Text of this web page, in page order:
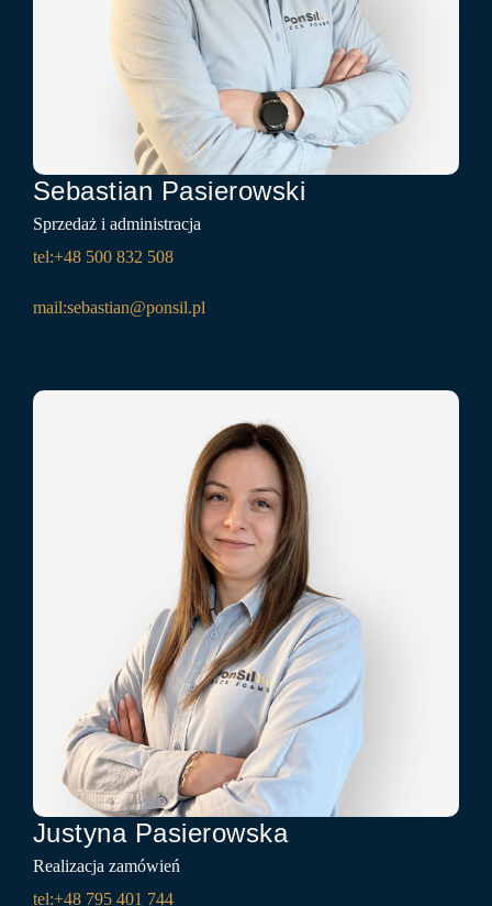
Sebastian Pasierowski
Sprzedaż i administracja
tel:+48 500 832 508
mail:sebastian@ponsil.pl
Justyna Pasierowska
Realizacja zamówień
tel:+48 795 401 744